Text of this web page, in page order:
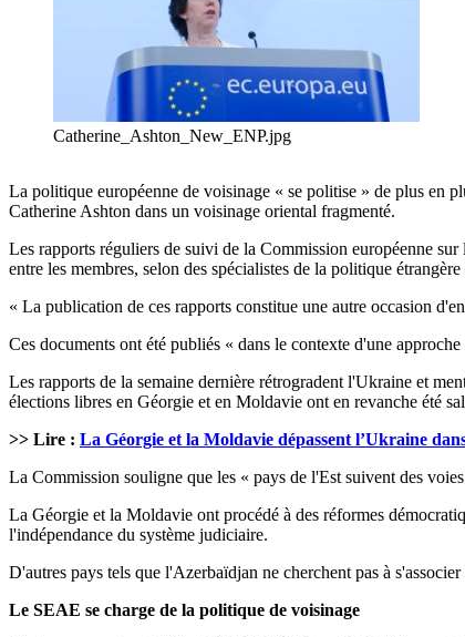
Catherine_Ashton_New_ENP.jpg
La politique européenne de voisinage « se politise » de plus en
Catherine Ashton dans un voisinage oriental fragmenté.
Les rapports réguliers de suivi de la Commission européenne
entre les membres, selon des spécialistes de la politique
« La publication de ces rapports constitue une autre occasion
Ces documents ont été publiés « dans le contexte d'une
Les rapports de la semaine dernière rétrogradent l'Ukraine et
élections libres en Géorgie et en Moldavie ont en revanche été
>> Lire : La Géorgie et la Moldavie dépassent l’Ukraine
La Commission souligne que les « pays de l'Est suivent des
La Géorgie et la Moldavie ont procédé à des réformes
l'indépendance du système judiciaire.
D'autres pays tels que l'Azerbaïdjan ne cherchent pas à
Le SEAE se charge de la politique de voisinage